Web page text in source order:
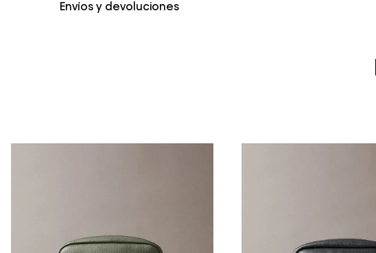
Color Negro
Envíos y devoluciones